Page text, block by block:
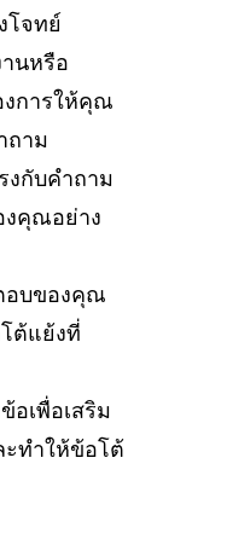
โจทย์
นหรือ
งการให้คุณ
ถาม
กับคำถาม
งคุณอย่าง
อบของคุณ
ต้แย้งที่
อเพื่อเสริม
ทำให้ข้อโต้